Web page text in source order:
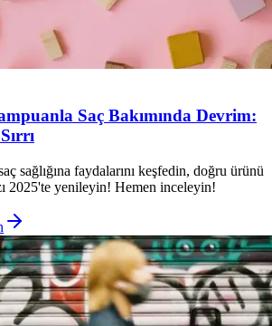
Saç Bakımında Devrim:
sağlığına faydalarını keşfedin, doğru ürünü
2025'te yenileyin! Hemen inceleyin!